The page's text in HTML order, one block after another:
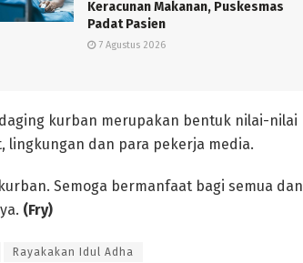
Keracunan Makanan, Puskesmas
Padat Pasien
7 Agustus 2026
kurban merupakan bentuk nilai-nilai
lingkungan dan para pekerja media.
Semoga bermanfaat bagi semua dan
(Fry)
Rayakakan Idul Adha